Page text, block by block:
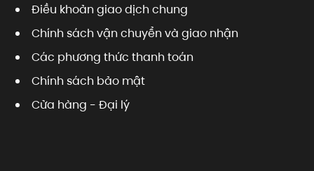
Điều khoản giao dịch chung
Chính sách vận chuyển và giao nhận
Các phương thức thanh toán
Chính sách bảo mật
Cửa hàng - Đại lý